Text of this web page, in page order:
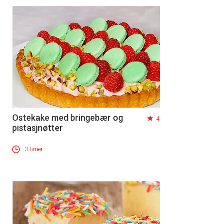
Ostekake med bringebær og
pistasjnøtter
4
3 timer